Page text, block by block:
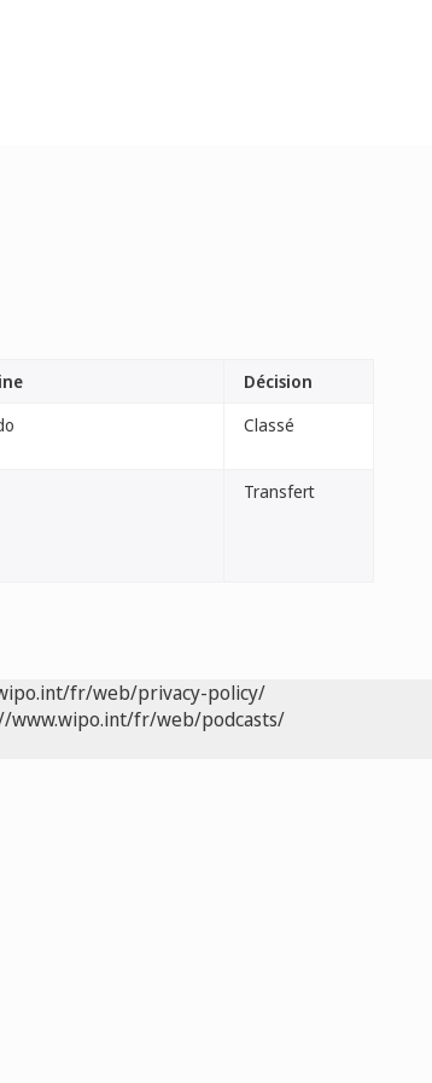
Décision
Classé
Transfert
fr/web/privacy-policy/
www.wipo.int/fr/web/podcasts/